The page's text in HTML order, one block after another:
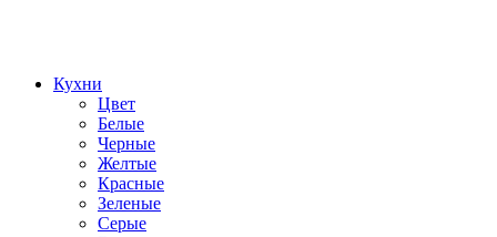
Кухни
Цвет
Белые
Черные
Желтые
Красные
Зеленые
Серые